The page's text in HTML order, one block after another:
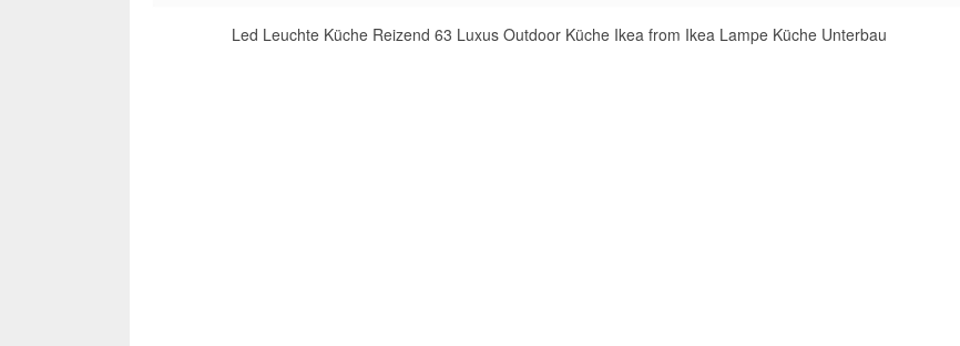
Led Leuchte Küche Reizend 63 Luxus Outdoor Küche Ikea from Ikea Lampe Küche Unterbau